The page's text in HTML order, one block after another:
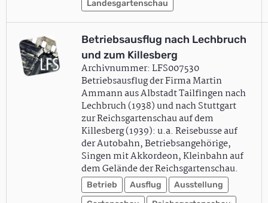
Landesgartenschau
Betriebsausflug nach Lechbruch
und zum Killesberg
Archivnummer: LFS007530
Betriebsausflug der Firma Martin
Ammann aus Albstadt Tailfingen nach
Lechbruch (1938) und nach Stuttgart
zur Reichsgartenschau auf dem
Killesberg (1939): u.a. Reisebusse auf
der Autobahn, Betriebsangehörige,
Singen mit Akkordeon, Kleinbahn auf
dem Gelände der Reichsgartenschau.
Betrieb Ausflug
Ausstellung